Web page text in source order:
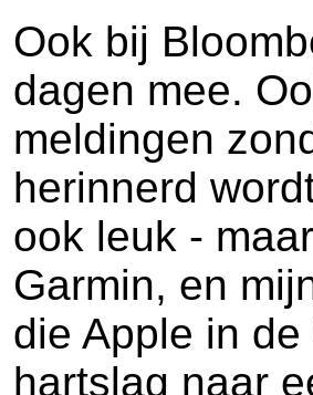
Ook bij
dagen mee.
meldingen
herinnerd
ook leuk -
Garmin, en
die Apple in
hartslag naar